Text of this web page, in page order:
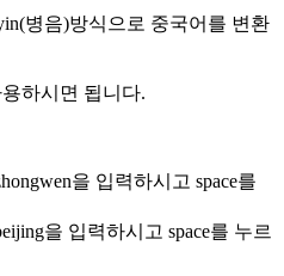
병음)방식으로 중국어를 변환
하시면 됩니다.
을 입력하시고 space를
을 입력하시고 space를 누르